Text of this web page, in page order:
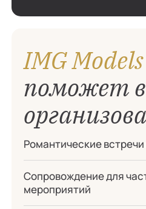
IMG Models
поможет
Романтические
Сопровождение для
мероприятий